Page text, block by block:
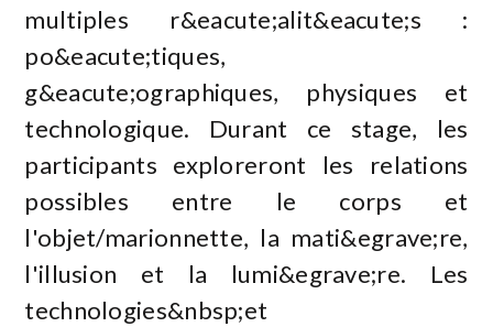
multiples r&eacute;alit&eacute;s :
po&eacute;tiques,
g&eacute;ographiques, physiques et
technologique. Durant ce stage, les
participants exploreront les relations
possibles entre le corps et
l'objet/marionnette, la mati&egrave;re,
l'illusion et la lumi&egrave;re. Les
technologies&nbsp;et